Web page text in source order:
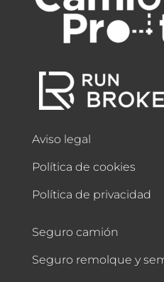
Aviso legal
Política de cookies
Política de privacidad
Seguro camión
Seguro remolque y